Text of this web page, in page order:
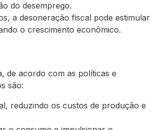
do desemprego.
a desoneração fiscal pode estimular
o crescimento econômico.
de acordo com as políticas e
são:
reduzindo os custos de produção e